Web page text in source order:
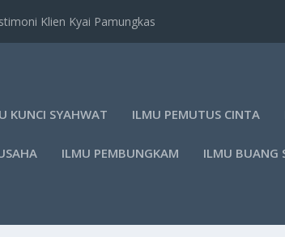
Klien Kyai Pamungkas
KUNCI SYAHWAT ILMU PEMUTUS CINTA
ILMU PEMBUNGKAM ILMU BUANG